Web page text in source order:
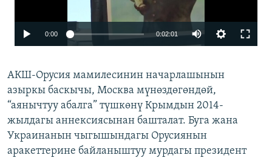
0:00 0:02:01
АКШ-Орусия мамилесинин начарлашынын
азыркы баскычы, Москва мүнөздөгөндөй,
“аянычтуу абалга” түшкөнү Крымдын 2014-
жылдагы аннексиясынан башталат. Буга жана
Украинанын чыгышындагы Орусиянын
аракеттерине байланыштуу мурдагы президент